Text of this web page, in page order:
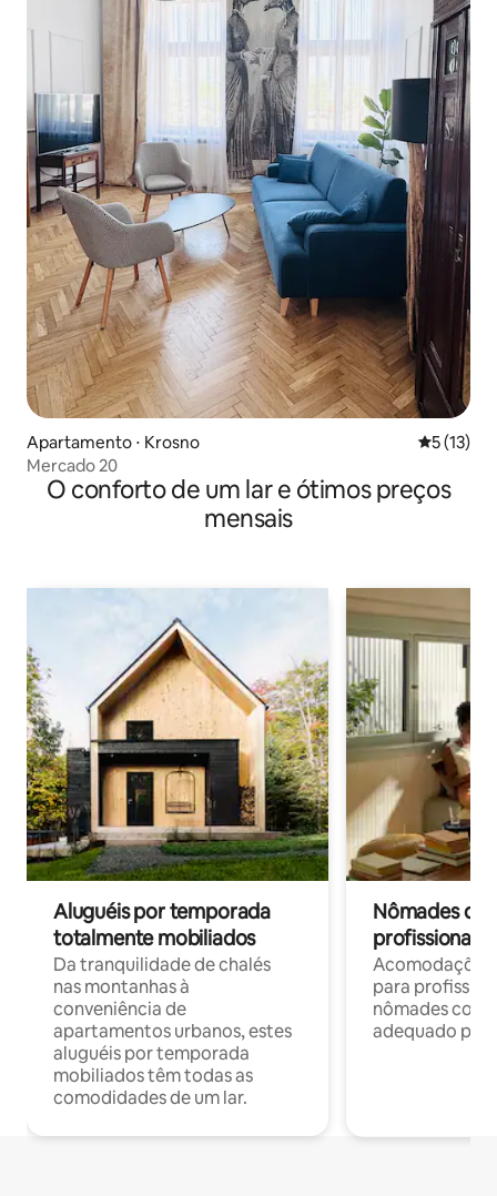
Apartamento ⋅ Krosno 5 de uma
5 (13)
Mercado 20
O conforto de um lar e ótimos preços
mensais
Aluguéis por temporada
totalmente mobiliados
Da tranquilidade de chalés
nas montanhas à
conveniência de
apartamentos urbanos, estes
aluguéis por temporada
mobiliados têm todas as
comodidades de um lar.
Nômades
profissionais
para
nômades com
adequado